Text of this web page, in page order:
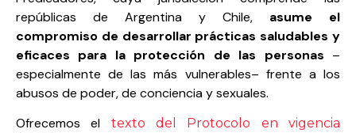
repúblicas de Argentina y Chile, asume el
compromiso de desarrollar prácticas saludables y
eficaces para la protección de las personas –
especialmente de las más vulnerables– frente a los
abusos de poder, de conciencia y sexuales.
Ofrecemos el texto del Protocolo en vigencia